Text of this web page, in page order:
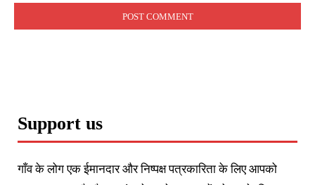
Support us
गाँव के लोग एक ईमानदार और निष्पक्ष पत्रकारिता के लिए आपको